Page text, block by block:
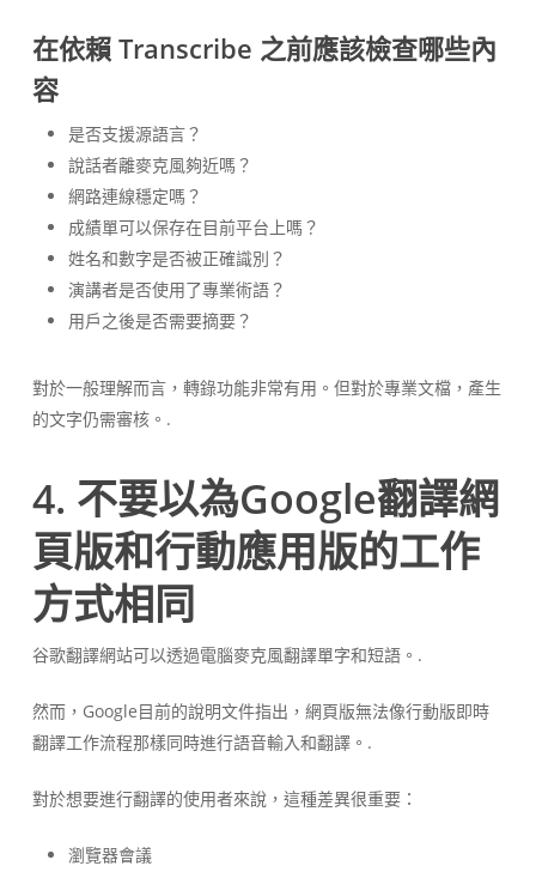
在依賴 Transcribe 之前應該檢查哪些內
容
是否支援源語言？
說話者離麥克風夠近嗎？
網路連線穩定嗎？
成績單可以保存在目前平台上嗎？
姓名和數字是否被正確識別？
演講者是否使用了專業術語？
用戶之後是否需要摘要？
對於一般理解而言，轉錄功能非常有用。但對於專業文檔，產生
的文字仍需審核。.
4. 不要以為Google翻譯網
頁版和行動應用版的工作
方式相同
谷歌翻譯網站可以透過電腦麥克風翻譯單字和短語。.
然而，Google目前的說明文件指出，網頁版無法像行動版即時
翻譯工作流程那樣同時進行語音輸入和翻譯。.
對於想要進行翻譯的使用者來說，這種差異很重要：
瀏覽器會議